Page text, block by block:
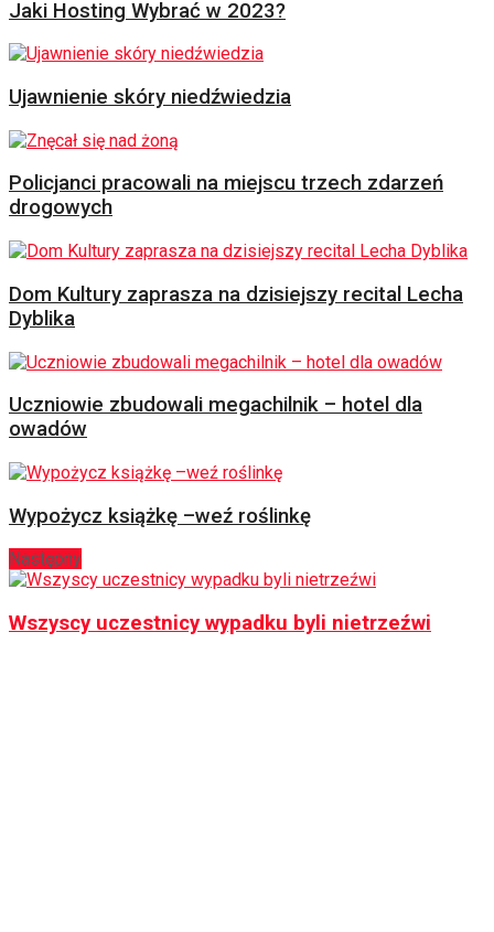
Jaki Hosting Wybrać w 2023?
Ujawnienie skóry niedźwiedzia
Policjanci pracowali na miejscu trzech zdarzeń
drogowych
Dom Kultury zaprasza na dzisiejszy recital Lecha
Dyblika
Uczniowie zbudowali megachilnik – hotel dla
owadów
Wypożycz książkę –weź roślinkę
Następny
Wszyscy uczestnicy wypadku byli nietrzeźwi